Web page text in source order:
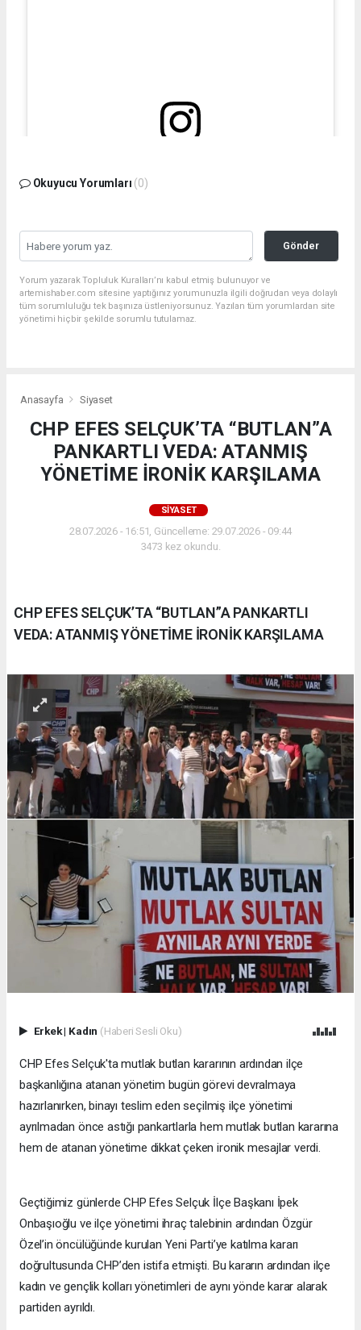
Okuyucu Yorumları (0)
Gönder
Yorum yazarak Topluluk Kuralları’nı kabul etmiş bulunuyor ve
artemishaber.com sitesine yaptığınız yorumunuzla ilgili doğrudan veya dolaylı
tüm sorumluluğu tek başınıza üstleniyorsunuz. Yazılan tüm yorumlardan site
yönetimi hiçbir şekilde sorumlu tutulamaz.
Anasayfa Siyaset
CHP EFES SELÇUK’TA “BUTLAN”A
PANKARTLI VEDA: ATANMIŞ
YÖNETİME İRONİK KARŞILAMA
SIYASET
28.07.2026 - 16:51, Güncelleme: 29.07.2026 - 09:44
3473 kez okundu.
CHP EFES SELÇUK’TA “BUTLAN”A PANKARTLI
VEDA: ATANMIŞ YÖNETİME İRONİK KARŞILAMA
Erkek| Kadın (Haberi Sesli Oku)
CHP Efes Selçuk'ta mutlak butlan kararının ardından ilçe
başkanlığına atanan yönetim bugün görevi devralmaya
hazırlanırken, binayı teslim eden seçilmiş ilçe yönetimi
ayrılmadan önce astığı pankartlarla hem mutlak butlan kararına
hem de atanan yönetime dikkat çeken ironik mesajlar verdi.
Geçtiğimiz günlerde CHP Efes Selçuk İlçe Başkanı İpek
Onbaşıoğlu ve ilçe yönetimi ihraç talebinin ardından Özgür
Özel’in öncülüğünde kurulan Yeni Parti’ye katılma kararı
doğrultusunda CHP’den istifa etmişti. Bu kararın ardından ilçe
kadın ve gençlik kolları yönetimleri de aynı yönde karar alarak
partiden ayrıldı.